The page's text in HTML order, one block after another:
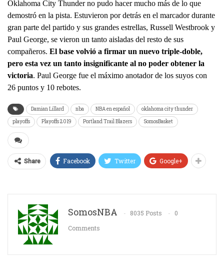
Oklahoma City Thunder no pudo hacer mucho más de lo que
demostró en la pista. Estuvieron por detrás en el marcador durante
gran parte del partido y sus grandes estrellas, Russell Westbrook y
Paul George, se vieron un tanto aisladas del resto de sus
compañeros. El base volvió a firmar un nuevo triple-doble,
pero esta vez un tanto insignificante al no poder obtener la
victoria. Paul George fue el máximo anotador de los suyos con
26 puntos y 10 rebotes.
Damian Lillard nba NBA en español
oklahoma city thunder
playoffs
Playoffs 2019 Portland Trail Blazers SomosBasket
Share Facebook Twitter Google+
SomosNBA 8035 Posts
0
Comments